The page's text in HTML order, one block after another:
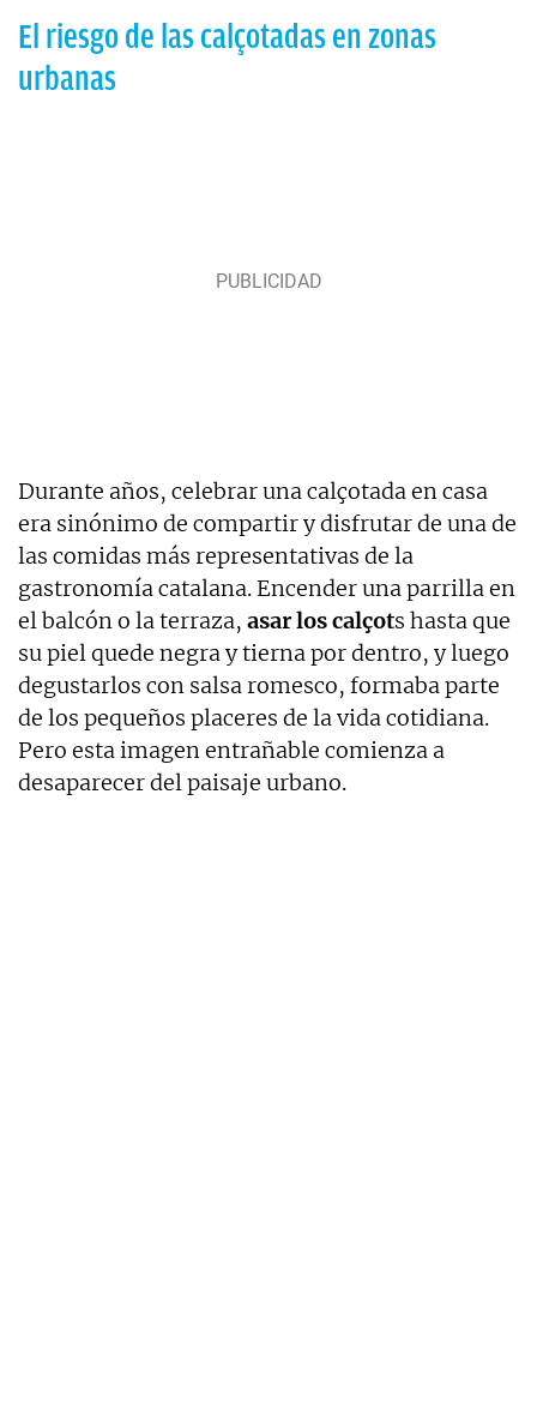
El riesgo de las calçotadas en zonas
urbanas
Durante años, celebrar una calçotada en casa
era sinónimo de compartir y disfrutar de una de
las comidas más representativas de la
gastronomía catalana. Encender una parrilla en
el balcón o la terraza, asar los calçots hasta que
su piel quede negra y tierna por dentro, y luego
degustarlos con salsa romesco, formaba parte
de los pequeños placeres de la vida cotidiana.
Pero esta imagen entrañable comienza a
desaparecer del paisaje urbano.